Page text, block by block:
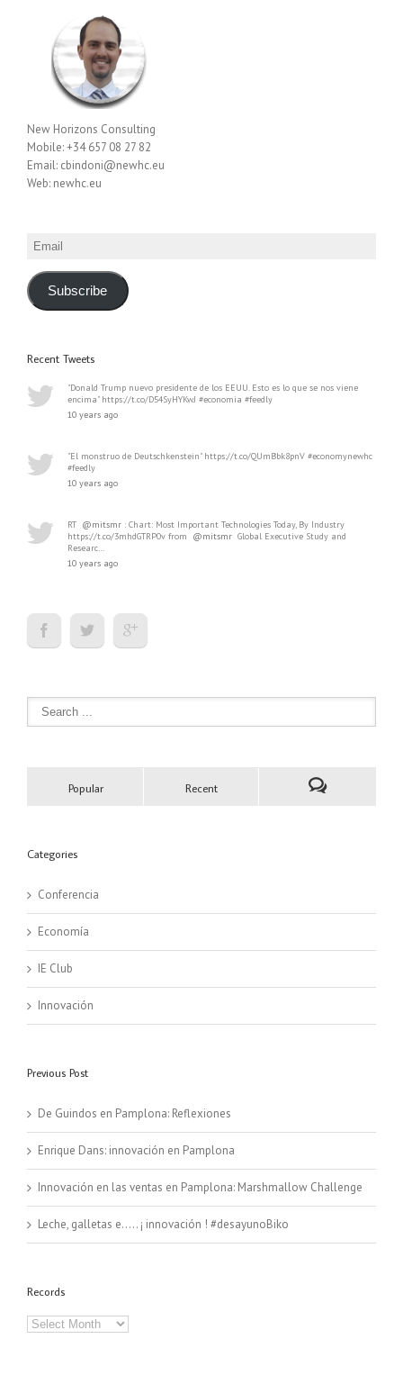
New Horizons Consulting
Mobile: +34 657 08 27 82
Email: cbindoni@newhc.eu
Web: newhc.eu
Email
Subscribe
Recent Tweets
"Donald Trump nuevo presidente de los EEUU. Esto es lo que se nos viene
encima" https://t.co/D54SyHYKwJ #economia #feedly
10 years ago
"El monstruo de Deutschkenstein" https://t.co/QUmBbk8pnV #economynewhc
#feedly
10 years ago
RT @mitsmr : Chart: Most Important Technologies Today, By Industry
https://t.co/3mhdGTRP0v from @mitsmr Global Executive Study and
Researc…
10 years ago
Popular Recent
Categories
Conferencia
Economía
IE Club
Innovación
Previous Post
De Guindos en Pamplona: Reflexiones
Enrique Dans: innovación en Pamplona
Innovación en las ventas en Pamplona: Marshmallow Challenge
Leche, galletas e….. ¡ innovación ! #desayunoBiko
Records
Records